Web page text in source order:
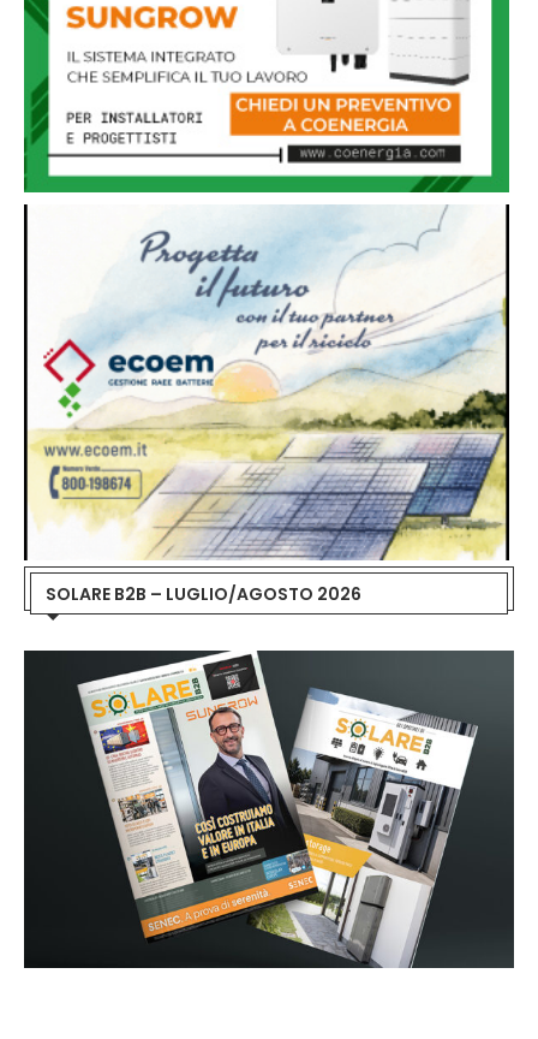
SOLARE B2B – LUGLIO/AGOSTO 2026